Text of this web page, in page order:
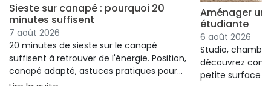
Sieste sur canapé : pourquoi 20
minutes suffisent
7 août 2026
20 minutes de sieste sur le canapé
suffisent à retrouver de l'énergie. Position,
canapé adapté, astuces pratiques pour
bien s'installer.
Aménager un
étudiante
6 août 2026
Studio,
découvrez
petite surface à